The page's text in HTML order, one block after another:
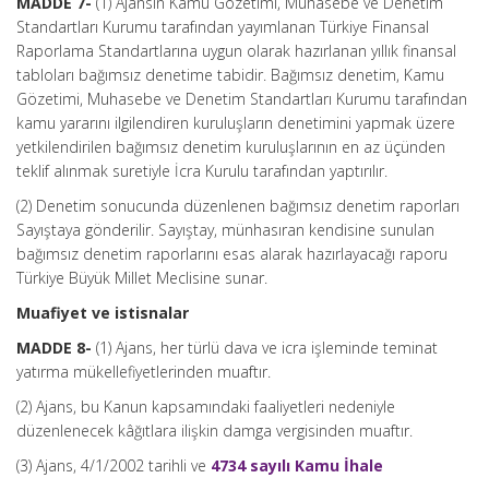
Standartları Kurumu tarafından yayımlanan Türkiye Finansal
Raporlama Standartlarına uygun olarak hazırlanan yıllık finansal
tabloları bağımsız denetime tabidir. Bağımsız denetim, Kamu
Gözetimi, Muhasebe ve Denetim Standartları Kurumu tarafından
kamu yararını ilgilendiren kuruluşların denetimini yapmak üzere
yetkilendirilen bağımsız denetim kuruluşlarının en az üçünden
teklif alınmak suretiyle İcra Kurulu tarafından yaptırılır.
(2) Denetim sonucunda düzenlenen bağımsız denetim raporları
Sayıştaya gönderilir. Sayıştay, münhasıran kendisine sunulan
bağımsız denetim raporlarını esas alarak hazırlayacağı raporu
Türkiye Büyük Millet Meclisine sunar.
Muafiyet ve istisnalar
MADDE 8- (1) Ajans, her türlü dava ve icra işleminde teminat
yatırma mükellefiyetlerinden muaftır.
(2) Ajans, bu Kanun kapsamındaki faaliyetleri nedeniyle
düzenlenecek kâğıtlara ilişkin damga vergisinden muaftır.
(3) Ajans, 4/1/2002 tarihli ve 4734 sayılı Kamu İhale